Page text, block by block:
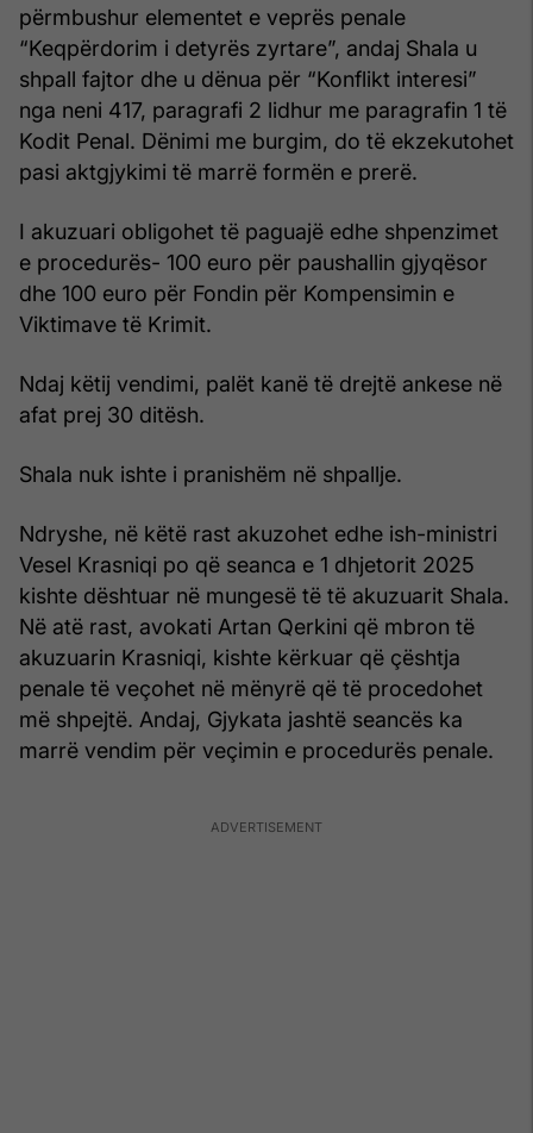
përmbushur elementet e veprës penale
“Keqpërdorim i detyrës zyrtare”, andaj Shala u
shpall fajtor dhe u dënua për “Konflikt interesi”
nga neni 417, paragrafi 2 lidhur me paragrafin 1 të
Kodit Penal. Dënimi me burgim, do të ekzekutohet
pasi aktgjykimi të marrë formën e prerë.
I akuzuari obligohet të paguajë edhe shpenzimet
e procedurës- 100 euro për paushallin gjyqësor
dhe 100 euro për Fondin për Kompensimin e
Viktimave të Krimit.
Ndaj këtij vendimi, palët kanë të drejtë ankese në
afat prej 30 ditësh.
Shala nuk ishte i pranishëm në shpallje.
Ndryshe, në këtë rast akuzohet edhe ish-ministri
Vesel Krasniqi po që seanca e 1 dhjetorit 2025
kishte dështuar në mungesë të të akuzuarit Shala.
Në atë rast, avokati Artan Qerkini që mbron të
akuzuarin Krasniqi, kishte kërkuar që çështja
penale të veçohet në mënyrë që të procedohet
më shpejtë. Andaj, Gjykata jashtë seancës ka
marrë vendim për veçimin e procedurës penale.